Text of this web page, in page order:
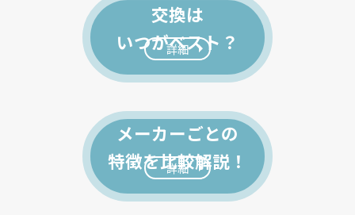
交換は
いつがベスト？
詳細
メーカーごとの
特徴を比較解説！
詳細